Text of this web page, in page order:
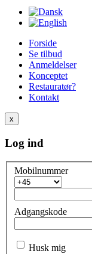
Forside
Se tilbud
Anmeldelser
Konceptet
Restauratør?
Kontakt
x
Log ind
Mobilnummer
Adgangskode
Husk mig